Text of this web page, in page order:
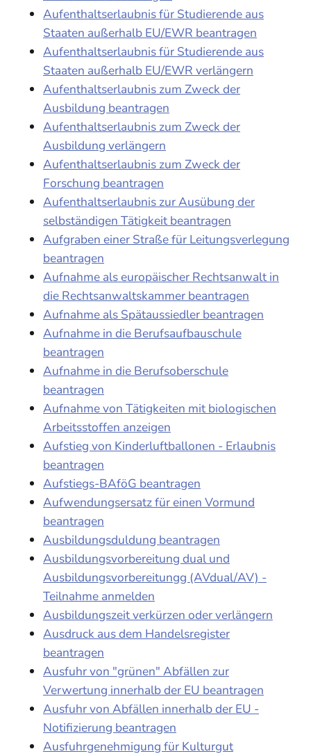
Aufenthaltserlaubnis für Studierende aus
Staaten außerhalb EU/EWR beantragen
Aufenthaltserlaubnis für Studierende aus
Staaten außerhalb EU/EWR verlängern
Aufenthaltserlaubnis zum Zweck der
Ausbildung beantragen
Aufenthaltserlaubnis zum Zweck der
Ausbildung verlängern
Aufenthaltserlaubnis zum Zweck der
Forschung beantragen
Aufenthaltserlaubnis zur Ausübung der
selbständigen Tätigkeit beantragen
Aufgraben einer Straße für Leitungsverlegung
beantragen
Aufnahme als europäischer Rechtsanwalt in
die Rechtsanwaltskammer beantragen
Aufnahme als Spätaussiedler beantragen
Aufnahme in die Berufsaufbauschule
beantragen
Aufnahme in die Berufsoberschule
beantragen
Aufnahme von Tätigkeiten mit biologischen
Arbeitsstoffen anzeigen
Aufstieg von Kinderluftballonen - Erlaubnis
beantragen
Aufstiegs-BAföG beantragen
Aufwendungsersatz für einen Vormund
beantragen
Ausbildungsduldung beantragen
Ausbildungsvorbereitung dual und
Ausbildungsvorbereitungg (AVdual/AV) -
Teilnahme anmelden
Ausbildungszeit verkürzen oder verlängern
Ausdruck aus dem Handelsregister
beantragen
Ausfuhr von "grünen" Abfällen zur
Verwertung innerhalb der EU beantragen
Ausfuhr von Abfällen innerhalb der EU -
Notifizierung beantragen
Ausfuhrgenehmigung für Kulturgut